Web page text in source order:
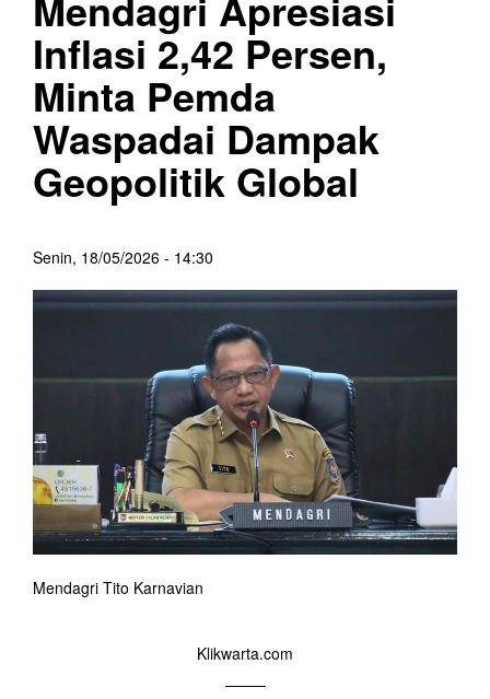
Inflasi 2,42 Persen,
Minta Pemda
Waspadai Dampak
Geopolitik Global
Senin, 18/05/2026 - 14:30
Mendagri Tito Karnavian
Klikwarta.com